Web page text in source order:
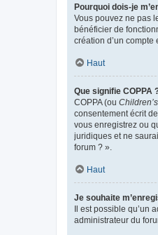
Pourquoi dois-je
Vous pouvez ne pas
bénéficier de
création d’un compte
Haut
Que signifie COPPA
COPPA (ou
consentement écrit
vous enregistrez ou
juridiques et ne
forum ? ».
Haut
Je souhaite
Il est possible qu’un
administrateur du